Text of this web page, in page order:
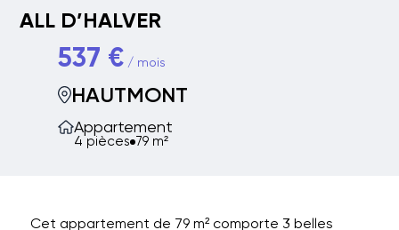
ALL D’HALVER
537 €/ mois
HAUTMONT
Appartement
4 pièces 79 m²
Cet appartement de 79 m² comporte 3 belles